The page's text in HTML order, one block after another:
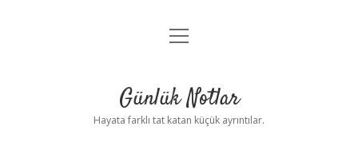
Anasayfa
Yasal Uyarı
menüyü
Günlük Notlar
Hayata farklı tat katan küçük ayrıntılar.